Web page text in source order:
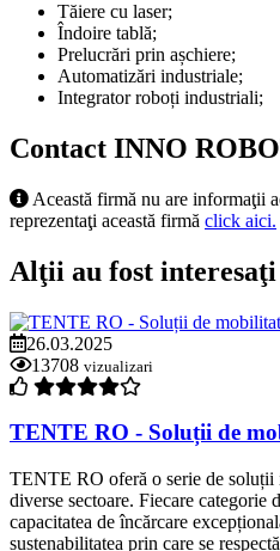
Tăiere cu laser;
Îndoire tablă;
Prelucrări prin așchiere;
Automatizări industriale;
Integrator roboți industriali;
Contact INNO
Această firmă nu are informaţii
reprezentaţi această firmă click aici.
Alţii au fost interesaţi
26.03.2025
13708 vizualizari
TENTE RO - Soluții de
TENTE RO oferă o serie de soluții
diverse sectoare. Fiecare categorie
capacitatea de încărcare
sustenabilitatea prin care se